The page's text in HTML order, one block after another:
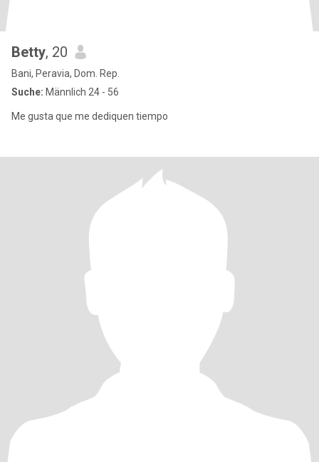
Betty, 20
Bani, Peravia, Dom. Rep.
Suche: Männlich 24 - 56
Me gusta que me dediquen tiempo